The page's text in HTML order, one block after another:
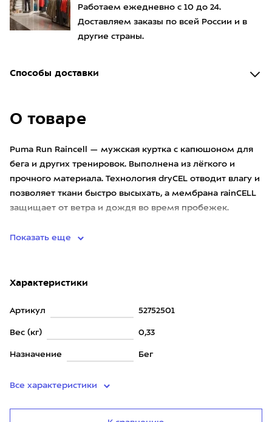
Работаем ежедневно с 10 до 24.
Доставляем заказы по всей России и в
другие страны.
Способы доставки
О товаре
Puma Run Raincell — мужская куртка с капюшоном для
бега и других тренировок. Выполнена из лёгкого и
прочного материала. Технология dryCEL отводит влагу и
позволяет ткани быстро высыхать, а мембрана rainCELL
защищает от ветра и дождя во время пробежек.
Показать еще
Характеристики
Артикул 52752501
Вес (кг) 0,33
Назначение Бег
Все характеристики